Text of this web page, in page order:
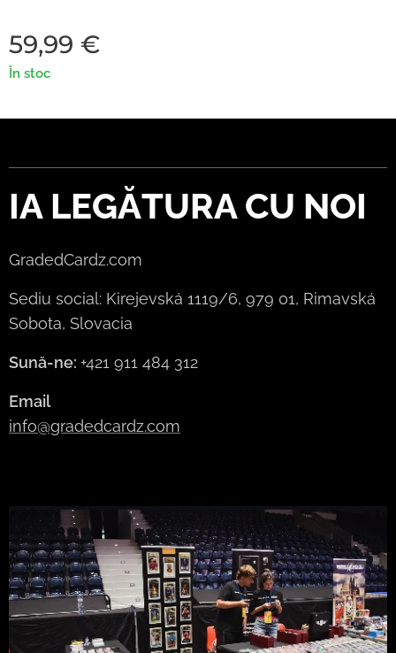
59,99 €
În stoc
IA LEGĂTURA CU NOI
GradedCardz.com
Sediu social: Kirejevská 1119/6, 979 01, Rimavská
Sobota, Slovacia
Sună-ne: +421 911 484 312
Email
info@gradedcardz.com